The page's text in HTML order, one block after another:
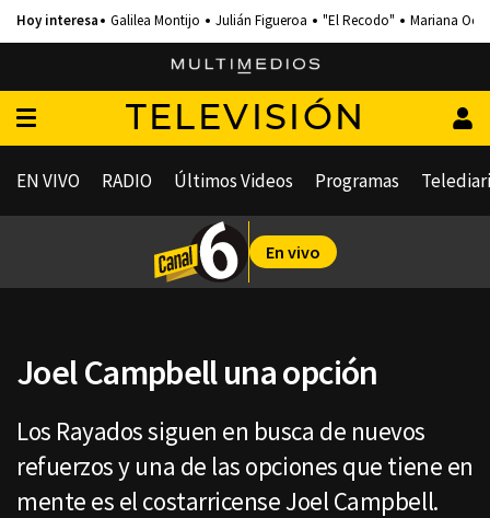
Galilea Montijo Julián Figueroa "El Recodo" Mariana
TELEVISIÓN
EN VIVO RADIO Últimos Videos Programas
En vivo
Joel Campbell una opción
Los Rayados siguen en busca de nuevos
refuerzos y una de las opciones que tiene en
mente es el costarricense Joel Campbell.